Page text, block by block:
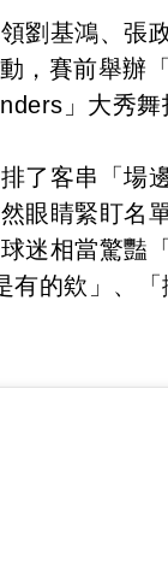
劉基鴻、張
，賽前舉辦
」大秀舞
了客串「場
眼睛緊盯名
迷相當驚豔
的欸」、「